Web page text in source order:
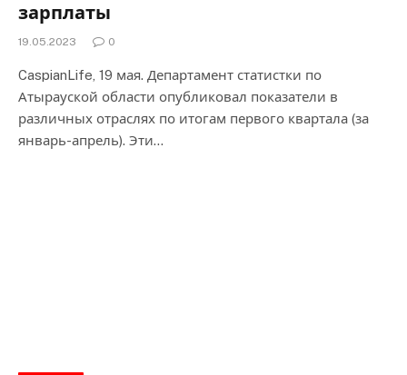
зарплаты
19.05.2023 0
CaspianLife, 19 мая. Департамент статистки по
Атырауской области опубликовал показатели в
различных отраслях по итогам первого квартала (за
январь-апрель). Эти…